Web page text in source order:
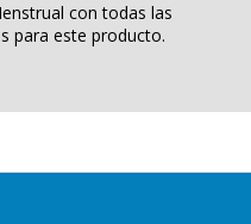
con todas las
para este producto.